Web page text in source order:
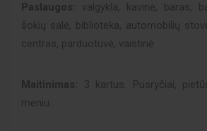
Paslaugos:
valgykla, kavinė, baras,
šokių salė, biblioteka, automobilių
centras, parduotuvė, vaistinė
Maitinimas: 3 kartus. Pusryčiai,
meniu.